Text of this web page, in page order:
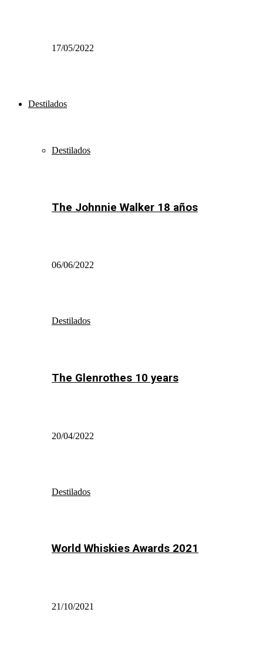
17/05/2022
Destilados
Destilados
The Johnnie Walker 18 años
06/06/2022
Destilados
The Glenrothes 10 years
20/04/2022
Destilados
World Whiskies Awards 2021
21/10/2021